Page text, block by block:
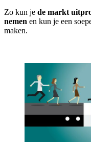
Zo kun je de markt
nemen en kun je een
maken.